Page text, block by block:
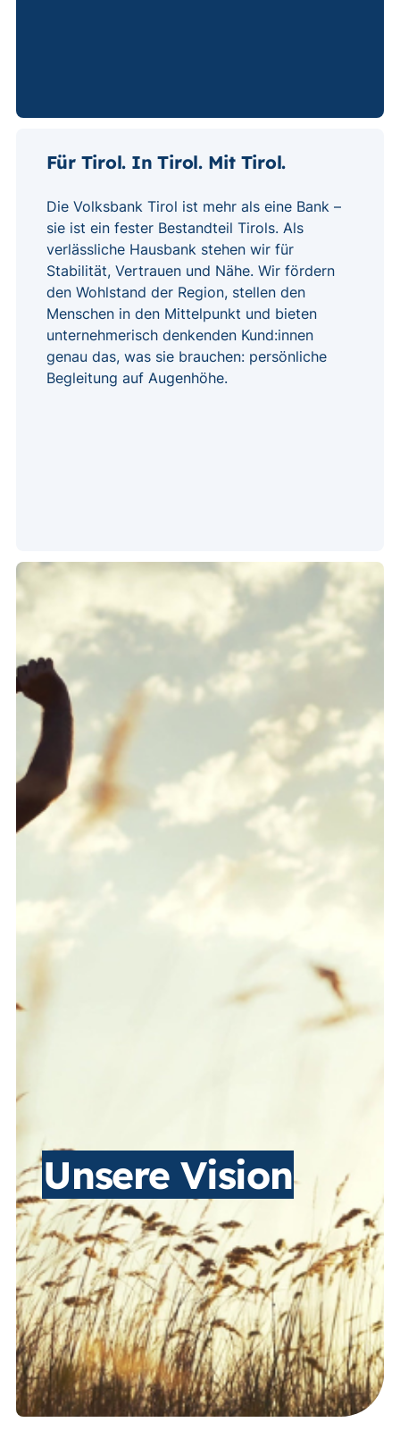
Für Tirol. In Tirol. Mit Tirol.
Die Volksbank Tirol ist mehr als eine Bank –
sie ist ein fester Bestandteil Tirols. Als
verlässliche Hausbank stehen wir für
Stabilität, Vertrauen und Nähe. Wir fördern
den Wohlstand der Region, stellen den
Menschen in den Mittelpunkt und bieten
unternehmerisch denkenden Kund:innen
genau das, was sie brauchen: persönliche
Begleitung auf Augenhöhe.
Unsere Vision